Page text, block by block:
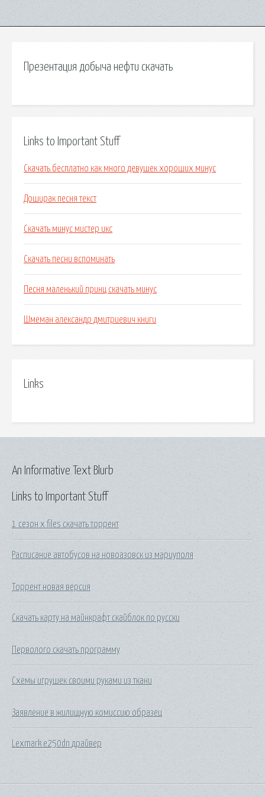
Презентация добыча нефти скачать
Links to Important Stuff
Скачать бесплатно как много девушек хороших минус
Доширак песня текст
Скачать минус мистер икс
Скачать песни вспоминать
Песня маленький принц скачать минус
Шмеман александр дмитриевич книги
Links
Links to Important Stuff
1 сезон x files скачать торрент
Расписание автобусов на новоазовск из мариуполя
Торрент новая версия
Скачать карту на майнкрафт скайблок по русски
Перволого скачать программу
Схемы игрушек своими руками из ткани
Заявление в жилищную комиссию образец
Lexmark e250dn драйвер
An Informative Text Blurb